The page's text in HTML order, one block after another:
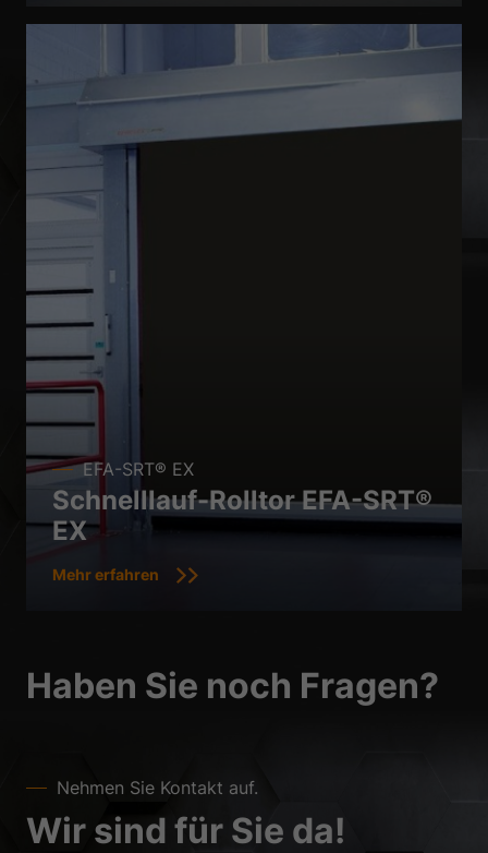
EFA-SRT® EX
Schnelllauf-Rolltor EFA-SRT®
EX
Mehr erfahren
Haben Sie noch Fragen?
Nehmen Sie Kontakt auf.
Wir sind für Sie da!